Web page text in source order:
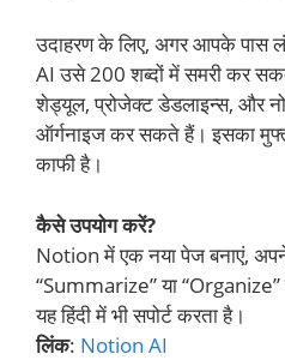
उदाहरण के लिए, अगर आपके पास
AI उसे 200 शब्दों में समरी कर
शेड्यूल, प्रोजेक्ट डेडलाइन्स, और
ऑर्गनाइज कर सकते हैं। इसका
काफी है।
कैसे उपयोग करें?
Notion में एक नया पेज बनाएं,
“Summarize” या “Organize”
यह हिंदी में भी सपोर्ट करता है।
लिंक: Notion AI